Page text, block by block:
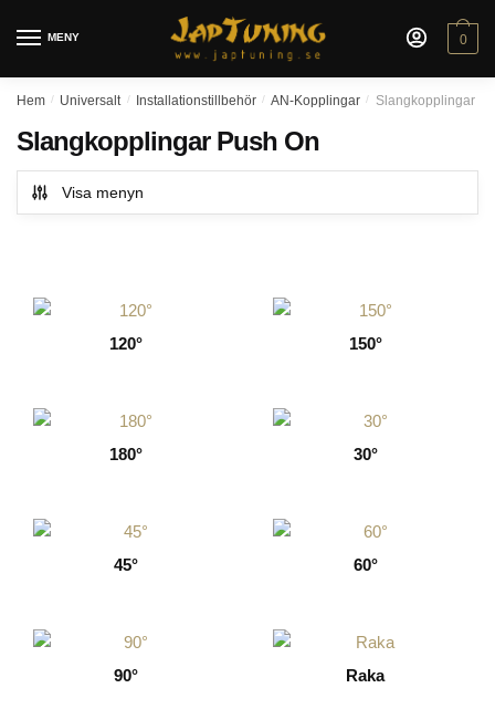
MENY 0
Hem / Universalt / Installationstillbehör / AN-Kopplingar / Slangkopplingar
Slangkopplingar Push On
Visa menyn
120° 150°
180° 30°
45° 60°
90° Raka